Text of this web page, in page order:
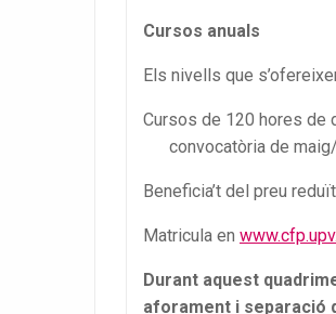
Cursos anuals
Els nivells que
Cursos de 120 hores de
convocatòria de maig/
Beneficia’t del preu
Matricula en
Durant aquest
aforament i separació